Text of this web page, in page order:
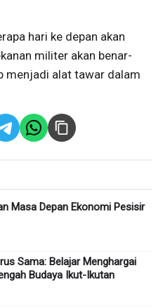
hari ke depan akan
militer akan benar-
menjadi alat tawar dalam
Masa Depan Ekonomi Pesisir
Sama: Belajar Menghargai
Budaya Ikut-Ikutan